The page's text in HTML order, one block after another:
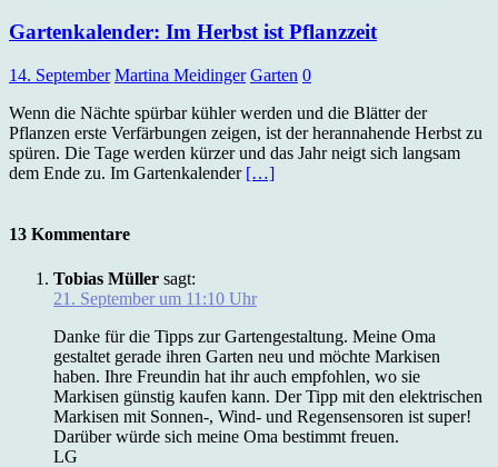
Gartenkalender: Im Herbst ist Pflanzzeit
14. September Martina Meidinger Garten 0
Wenn die Nächte spürbar kühler werden und die Blätter der
Pflanzen erste Verfärbungen zeigen, ist der herannahende Herbst zu
spüren. Die Tage werden kürzer und das Jahr neigt sich langsam
dem Ende zu. Im Gartenkalender […]
13 Kommentare
Tobias Müller sagt:
21. September um 11:10 Uhr
Danke für die Tipps zur Gartengestaltung. Meine Oma
gestaltet gerade ihren Garten neu und möchte Markisen
haben. Ihre Freundin hat ihr auch empfohlen, wo sie
Markisen günstig kaufen kann. Der Tipp mit den elektrischen
Markisen mit Sonnen-, Wind- und Regensensoren ist super!
Darüber würde sich meine Oma bestimmt freuen.
LG